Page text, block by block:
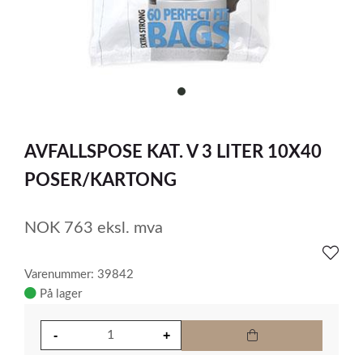
item
of
1
AVFALLSPOSE KAT. V 3 LITER 10X40
POSER/KARTONG
NOK 763 eksl. mva
Varenummer: 39842
På lager